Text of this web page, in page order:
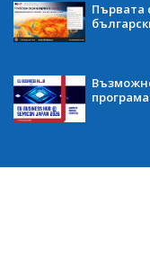
Първата